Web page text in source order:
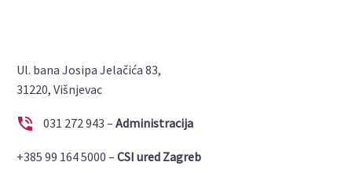
Ul. bana Josipa Jelačića 83,
31220, Višnjevac

 031 272 943 – Administracija
+385 99 164 5000 – CSI ured Zagreb